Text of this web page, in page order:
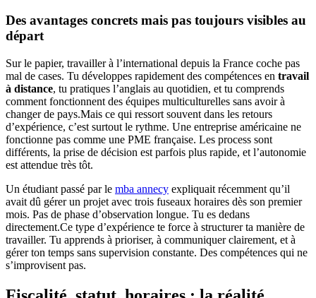
Des avantages concrets mais pas toujours visibles au
départ
Sur le papier, travailler à l’international depuis la France coche pas
mal de cases. Tu développes rapidement des compétences en travail
à distance, tu pratiques l’anglais au quotidien, et tu comprends
comment fonctionnent des équipes multiculturelles sans avoir à
changer de pays.Mais ce qui ressort souvent dans les retours
d’expérience, c’est surtout le rythme. Une entreprise américaine ne
fonctionne pas comme une PME française. Les process sont
différents, la prise de décision est parfois plus rapide, et l’autonomie
est attendue très tôt.
Un étudiant passé par le mba annecy expliquait récemment qu’il
avait dû gérer un projet avec trois fuseaux horaires dès son premier
mois. Pas de phase d’observation longue. Tu es dedans
directement.Ce type d’expérience te force à structurer ta manière de
travailler. Tu apprends à prioriser, à communiquer clairement, et à
gérer ton temps sans supervision constante. Des compétences qui ne
s’improvisent pas.